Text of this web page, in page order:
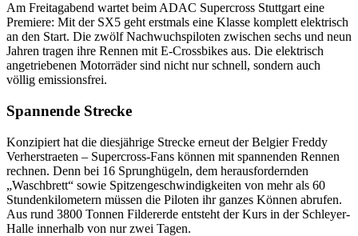
Am Freitagabend wartet beim ADAC Supercross Stuttgart eine
Premiere: Mit der SX5 geht erstmals eine Klasse komplett elektrisch
an den Start. Die zwölf Nachwuchspiloten zwischen sechs und neun
Jahren tragen ihre Rennen mit E-Crossbikes aus. Die elektrisch
angetriebenen Motorräder sind nicht nur schnell, sondern auch
völlig emissionsfrei.
Spannende Strecke
Konzipiert hat die diesjährige Strecke erneut der Belgier Freddy
Verherstraeten – Supercross-Fans können mit spannenden Rennen
rechnen. Denn bei 16 Sprunghügeln, dem herausfordernden
„Waschbrett“ sowie Spitzengeschwindigkeiten von mehr als 60
Stundenkilometern müssen die Piloten ihr ganzes Können abrufen.
Aus rund 3800 Tonnen Fildererde entsteht der Kurs in der Schleyer-
Halle innerhalb von nur zwei Tagen.